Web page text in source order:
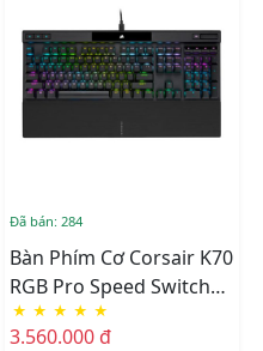
Đã bán: 284
Bàn Phím Cơ Corsair K70
RGB Pro Speed Switch
(CH-9109414-NA)
★ ★ ★ ★ ★
3.560.000 đ